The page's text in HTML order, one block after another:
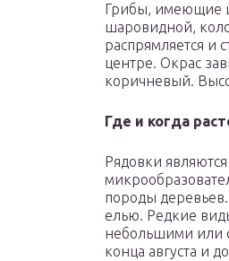
Грибы, имеющие
шаровидной,
распрямляется и
центре. Окрас
коричневый.
Где и когда
Рядовки
породы деревьев.
елью. Редкие
небольшими или
конца августа и